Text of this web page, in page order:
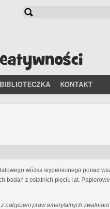
Szukaj
BIBLIOTECZKA KONTAKT
wózka wypełnionego ponad
badań z ostatnich pięciu lat.
z nabyciem praw emerytalnych